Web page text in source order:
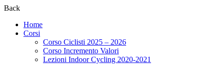
Back
Home
Corsi
Corso Ciclisti 2025 – 2026
Corso Incremento Valori
Lezioni Indoor Cycling 2020-2021